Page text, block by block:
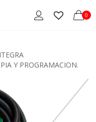
0
Y PROGRAMACION.